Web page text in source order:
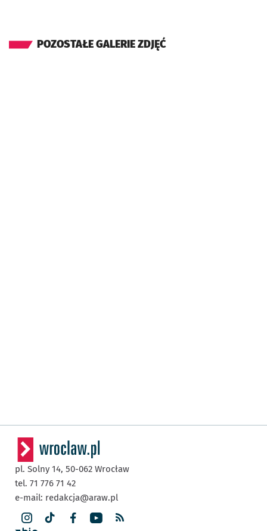
POZOSTAŁE GALERIE ZDJĘĆ
pl. Solny 14, 50-062 Wrocław
tel. 71 776 71 42
e-mail: redakcja@araw.pl